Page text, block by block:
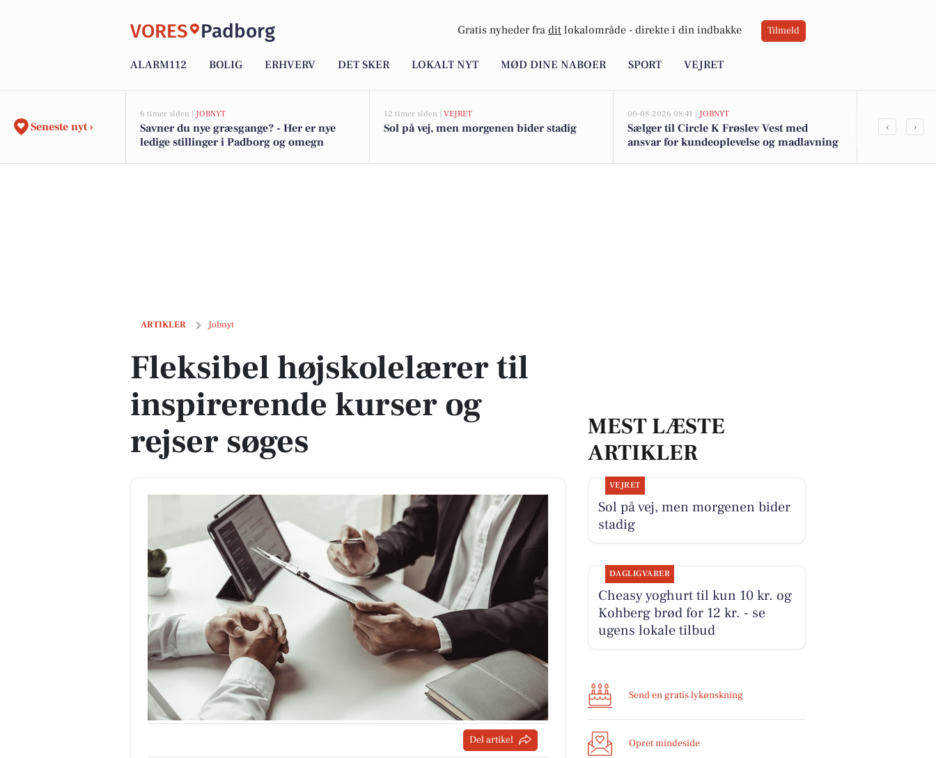
VORES Padborg Gratis nyheder fra dit lokalområde - direkte i din indbakke Tilmeld
ALARM112 BOLIG ERHVERV DET SKER LOKALT NYT MØD DINE NABOER SPORT VEJRET
Seneste nyt ›
6 timer siden | JOBNYT
Savner du nye græsgange? - Her er nye
ledige stillinger i Padborg og omegn
12 timer siden | VEJRET
Sol på vej, men morgenen bider stadig
06-08-2026 08:41 | JOBNYT
Sælger til Circle K Frøslev Vest med
ansvar for kundeoplevelse og madlavning
Top 6 over
‹ ›
ARTIKLER Jobnyt
Fleksibel højskolelærer til inspirerende kurser og rejser søges
Fleksibel højskolelærer til
inspirerende kurser og
rejser søges
Del artikel
MEST LÆSTE
ARTIKLER
VEJRET
Sol på vej, men morgenen bider
stadig
DAGLIGVARER
Cheasy yoghurt til kun 10 kr. og
Kohberg brød for 12 kr. - se
ugens lokale tilbud
Send en gratis lykønskning
Opret mindeside